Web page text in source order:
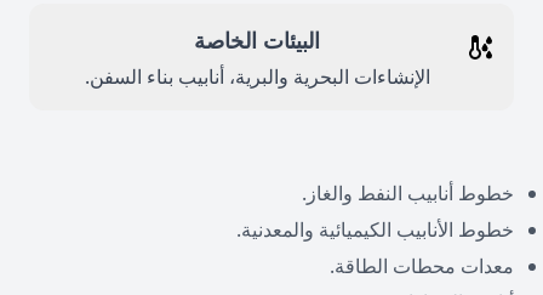
البيئات الخاصة
الإنشاءات البحرية والبرية، أنابيب بناء السفن.
خطوط أنابيب النفط والغاز.
خطوط الأنابيب الكيميائية والمعدنية.
معدات محطات الطاقة.